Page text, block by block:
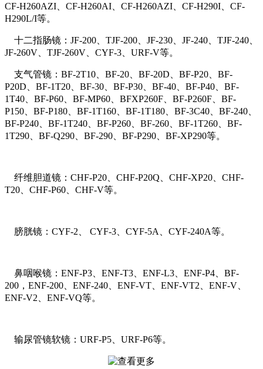
CF-H260AZI、CF-H260AI、CF-H260AZI、CF-H290I、CF-
H290L/I等。
十二指肠镜：JF-200、TJF-200、JF-230、JF-240、TJF-240、
JF-260V、TJF-260V、CYF-3、URF-V等。
支气管镜：BF-2T10、BF-20、BF-20D、BF-P20、BF-
P20D、BF-1T20、BF-30、BF-P30、BF-40、BF-P40、BF-
1T40、BF-P60、BF-MP60、BFXP260F、BF-P260F、BF-
P150、BF-P180、BF-1T160、BF-1T180、BF-3C40、BF-240、
BF-P240、BF-1T240、BF-P260、BF-260、BF-1T260、BF-
1T290、BF-Q290、BF-290、BF-P290、BF-XP290等。
纤维胆道镜：CHF-P20、CHF-P20Q、CHF-XP20、CHF-
T20、CHF-P60、CHF-V等。
膀胱镜：CYF-2、 CYF-3、CYF-5A、CYF-240A等。
鼻咽喉镜：ENF-P3、ENF-T3、ENF-L3、ENF-P4、BF-
200，ENF-200、ENF-240、ENF-VT、ENF-VT2、ENF-V、
ENF-V2、ENF-VQ等。
输尿管镜软镜：URF-P5、URF-P6等。